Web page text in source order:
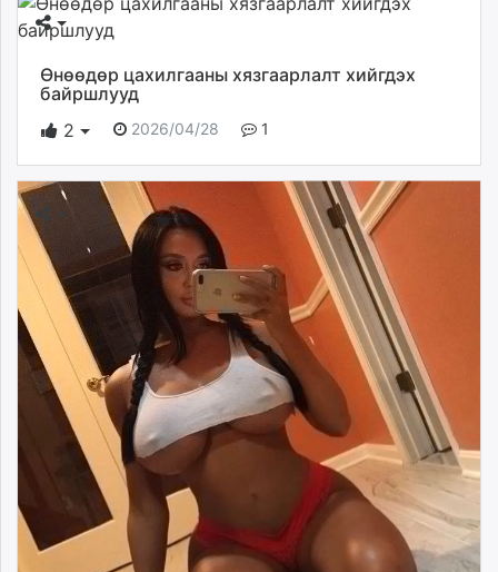
Өнөөдөр цахилгааны хязгаарлалт хийгдэх
байршлууд
2
2026/04/28 1